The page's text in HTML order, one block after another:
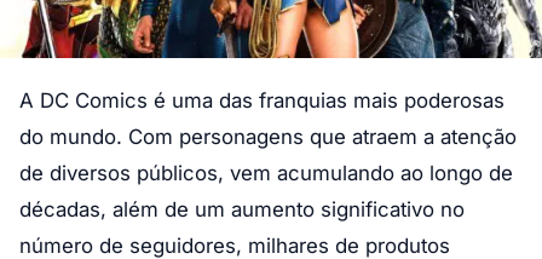
A DC Comics é uma das franquias mais poderosas
do mundo. Com personagens que atraem a atenção
de diversos públicos, vem acumulando ao longo de
décadas, além de um aumento significativo no
número de seguidores, milhares de produtos